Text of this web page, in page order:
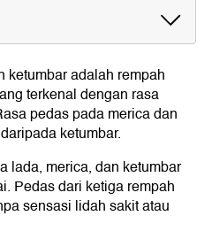
Mana yang Lebih
ketumbar adalah rempah
terkenal dengan rasa
pedas pada merica dan
ketumbar.
lada, merica, dan ketumbar
Pedas dari ketiga rempah
sensasi lidah sakit atau